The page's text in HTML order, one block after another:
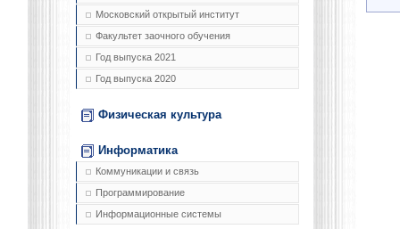
Московский открытый институт
Факультет заочного обучения
Год выпуска 2021
Год выпуска 2020
Физическая культура
Информатика
Коммуникации и связь
Программирование
Информационные системы